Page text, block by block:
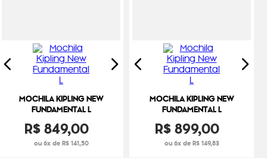
MOCHILA KIPLING NEW
FUNDAMENTAL L
R$849,00
ou 6x de R$ 141,50
MOCHILA KIPLING NEW
FUNDAMENTAL L
R$899,00
ou 6x de R$ 149,83